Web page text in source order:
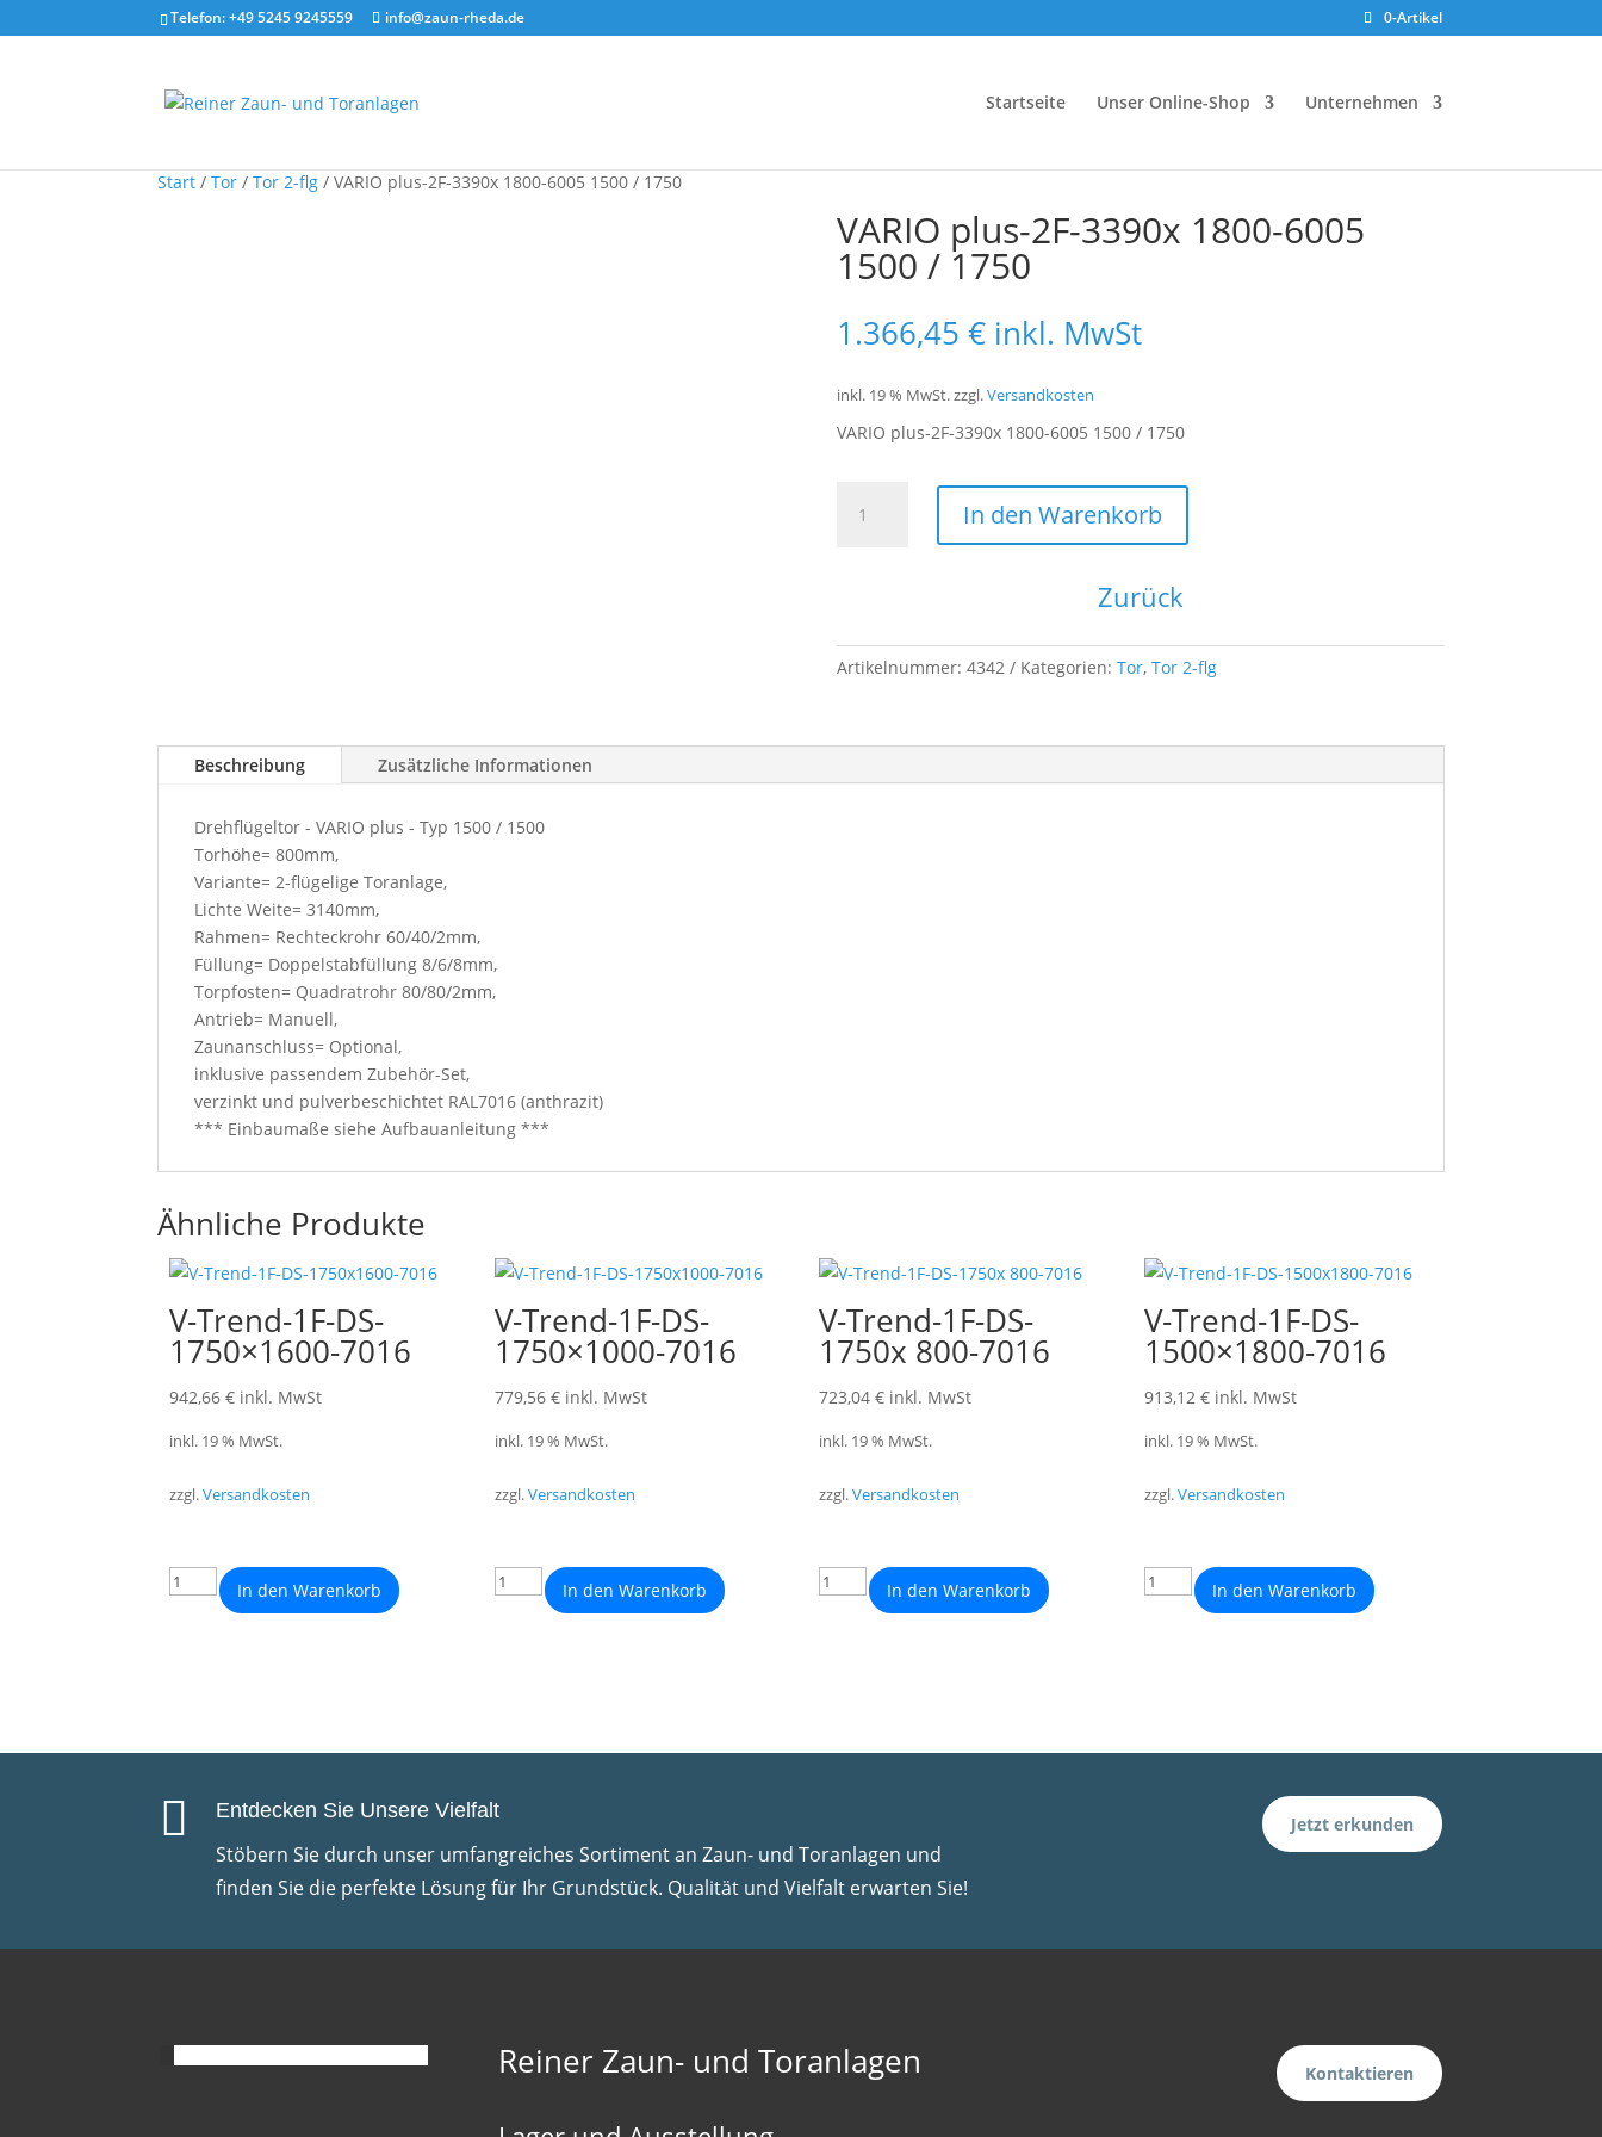
Telefon: +49 5245 9245559 info@zaun-rheda.de 0-Artikel
Startseite Unser Online-Shop Unternehmen
Start / Tor / Tor 2-flg / VARIO plus-2F-3390x 1800-6005 1500 / 1750
VARIO plus-2F-3390x 1800-6005
1500 / 1750
1.366,45 € inkl. MwSt
inkl. 19 % MwSt.zzgl.Versandkosten
VARIO plus-2F-3390x 1800-6005 1500 / 1750
plus-
1500
Menge
In den Warenkorb
Zurück
Artikelnummer: 4342 Kategorien: Tor, Tor 2-flg
Beschreibung Zusätzliche Informationen
Drehflügeltor - VARIO plus - Typ 1500 / 1500
Torhöhe= 800mm,
Variante= 2-flügelige Toranlage,
Lichte Weite= 3140mm,
Rahmen= Rechteckrohr 60/40/2mm,
Füllung= Doppelstabfüllung 8/6/8mm,
Torpfosten= Quadratrohr 80/80/2mm,
Antrieb= Manuell,
Zaunanschluss= Optional,
inklusive passendem Zubehör-Set,
verzinkt und pulverbeschichtet RAL7016 (anthrazit)
*** Einbaumaße siehe Aufbauanleitung ***
Ähnliche Produkte
V-Trend-1F-DS-
1750×1600-7016
942,66 € inkl. MwSt
inkl. 19 % MwSt.
zzgl.Versandkosten
In den Warenkorb
V-Trend-1F-DS-
1750×1000-7016
779,56 € inkl. MwSt
inkl. 19 % MwSt.
zzgl.Versandkosten
In den Warenkorb
V-Trend-1F-DS-
1750x 800-7016
723,04 € inkl. MwSt
inkl. 19 % MwSt.
zzgl.Versandkosten
In den Warenkorb
V-Trend-1F-DS-
1500×1800-7016
913,12 € inkl. MwSt
inkl. 19 % MwSt.
zzgl.Versandkosten
In den Warenkorb
 Entdecken Sie Unsere Vielfalt
Stöbern Sie durch unser umfangreiches Sortiment an Zaun- und Toranlagen und
finden Sie die perfekte Lösung für Ihr Grundstück. Qualität und Vielfalt erwarten Sie!
Jetzt erkunden
Reiner Zaun- und Toranlagen Kontaktieren